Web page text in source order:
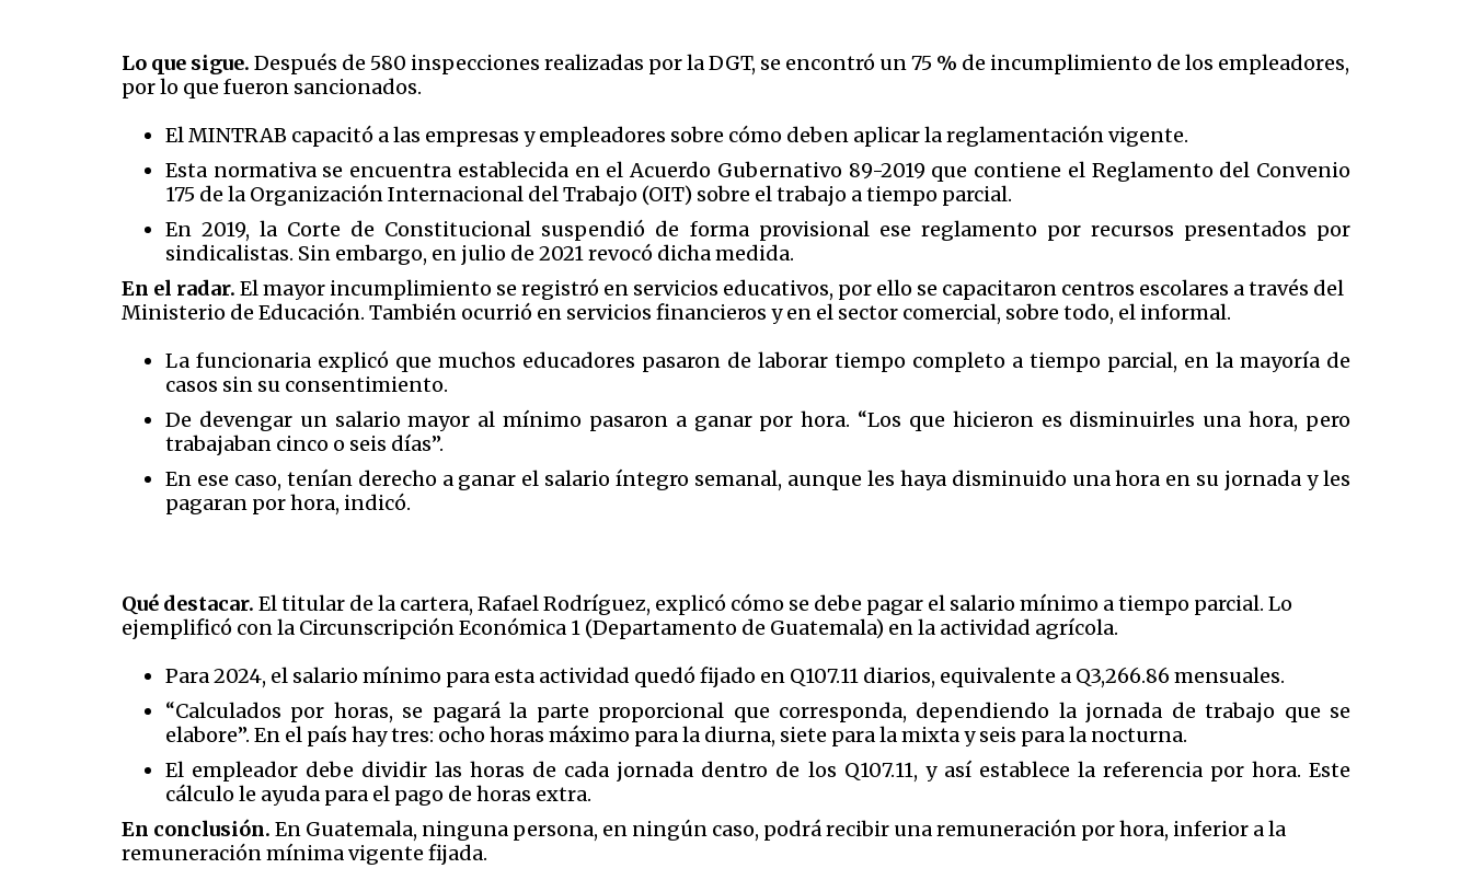
Lo que sigue. Después de 580 inspecciones realizadas por la DGT, se encontró un 75 % de incumplimiento de los empleadores,
por lo que fueron sancionados.
El MINTRAB capacitó a las empresas y empleadores sobre cómo deben aplicar la reglamentación vigente.
Esta normativa se encuentra establecida en el Acuerdo Gubernativo 89-2019 que contiene el Reglamento del Convenio
175 de la Organización Internacional del Trabajo (OIT) sobre el trabajo a tiempo parcial.
En 2019, la Corte de Constitucional suspendió de forma provisional ese reglamento por recursos presentados por
sindicalistas. Sin embargo, en julio de 2021 revocó dicha medida.
En el radar. El mayor incumplimiento se registró en servicios educativos, por ello se capacitaron centros escolares a través del
Ministerio de Educación. También ocurrió en servicios financieros y en el sector comercial, sobre todo, el informal.
La funcionaria explicó que muchos educadores pasaron de laborar tiempo completo a tiempo parcial, en la mayoría de
casos sin su consentimiento.
De devengar un salario mayor al mínimo pasaron a ganar por hora. “Los que hicieron es disminuirles una hora, pero
trabajaban cinco o seis días”.
En ese caso, tenían derecho a ganar el salario íntegro semanal, aunque les haya disminuido una hora en su jornada y les
pagaran por hora, indicó.
Qué destacar. El titular de la cartera, Rafael Rodríguez, explicó cómo se debe pagar el salario mínimo a tiempo parcial. Lo
ejemplificó con la Circunscripción Económica 1 (Departamento de Guatemala) en la actividad agrícola.
Para 2024, el salario mínimo para esta actividad quedó fijado en Q107.11 diarios, equivalente a Q3,266.86 mensuales.
“Calculados por horas, se pagará la parte proporcional que corresponda, dependiendo la jornada de trabajo que se
elabore”. En el país hay tres: ocho horas máximo para la diurna, siete para la mixta y seis para la nocturna.
El empleador debe dividir las horas de cada jornada dentro de los Q107.11, y así establece la referencia por hora. Este
cálculo le ayuda para el pago de horas extra.
En conclusión. En Guatemala, ninguna persona, en ningún caso, podrá recibir una remuneración por hora, inferior a la
remuneración mínima vigente fijada.